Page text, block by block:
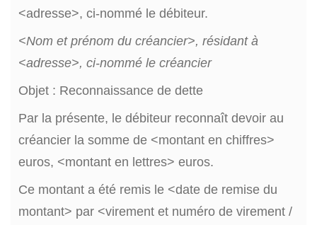
<adresse>, ci-nommé le débiteur.
<Nom et prénom du créancier>, résidant à
<adresse>, ci-nommé le créancier
Objet : Reconnaissance de dette
Par la présente, le débiteur reconnaît devoir au
créancier la somme de <montant en chiffres>
euros, <montant en lettres> euros.
Ce montant a été remis le <date de remise du
montant> par <virement et numéro de virement /